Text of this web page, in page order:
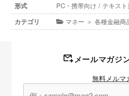
形式
PC・携帯向け / テキス
カテゴリ
マネー ＞ 各種金融商
メールマガジ
無料メルマ